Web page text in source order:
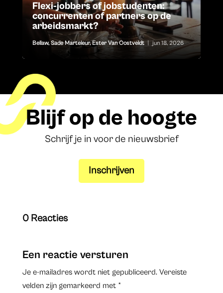
Flexi-jobbers of jobstudenten:
concurrenten of partners op de
arbeidsmarkt?
Bellaw,Sade Marteleur,Ester Van Oostveldt jun 18, 2026
Blijf op de hoogte
Schrijf je in voor de nieuwsbrief
Inschrijven
0 Reacties
Een reactie versturen
Je e-mailadres wordt niet gepubliceerd. Vereiste
velden zijn gemarkeerd met *